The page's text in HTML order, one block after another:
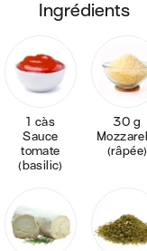
ingrédients
1 càs
Sauce
tomate
(basilic)
30 g
Mozzarella
(râpée)